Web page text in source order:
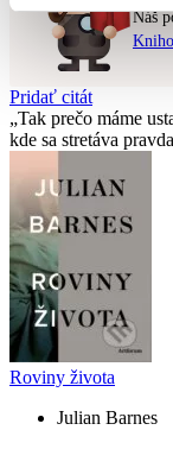
Náš
Pridať citát
Tak prečo máme
kde sa stretáva
Roviny života
Julian Barnes